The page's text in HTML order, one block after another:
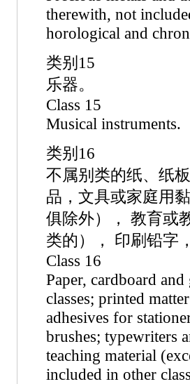
therewith, not
horological and
类别15
乐器。
Class 15
Musical instruments.
类别16
不属别类的纸、纸
品，文具或家庭用
俱除外）， 教育或
类的）， 印刷铅字
Class 16
Paper, cardboard
classes; printed
adhesives for
brushes; typewriters
teaching material
included in other